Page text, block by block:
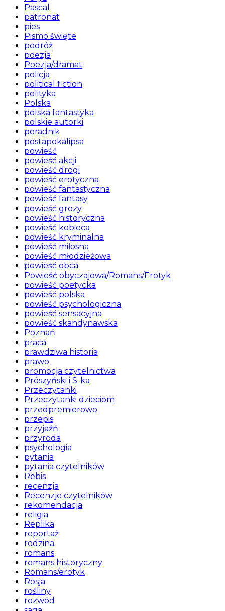
Pascal
patronat
pies
Pismo święte
podróż
poezja
Poezja/dramat
policja
political fiction
polityka
Polska
polska fantastyka
polskie autorki
poradnik
postapokalipsa
powieść
powieść akcji
powieść drogi
powieść erotyczna
powieść fantastyczna
powieść fantasy
powieść grozy
powieść historyczna
powieść kobieca
powieść kryminalna
powieść miłosna
powieść młodzieżowa
powieść obca
Powieść obyczajowa/Romans/Erotyk
powieść poetycka
powieść polska
powieść psychologiczna
powieść sensacyjna
powieść skandynawska
Poznań
praca
prawdziwa historia
prawo
promocja czytelnictwa
Prószyński i S-ka
Przeczytanki
Przeczytanki dzieciom
przedpremierowo
przepis
przyjaźń
przyroda
psychologia
pytania
pytania czytelników
Rebis
recenzja
Recenzje czytelników
rekomendacja
religia
Replika
reportaż
rodzina
romans
romans historyczny
Romans/erotyk
Rosja
rośliny
rozwód